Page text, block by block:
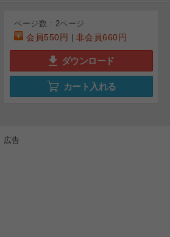
ページ数 : 2ページ
会員550円 非会員660円
ダウンロード
カート入れる
広告